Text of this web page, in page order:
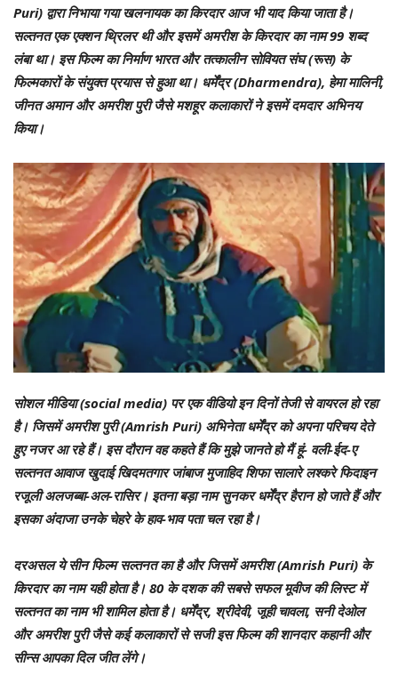
Puri) द्वारा निभाया गया खलनायक का किरदार आज भी याद किया जाता है।
सल्तनत एक एक्शन थ्रिलर थी और इसमें अमरीश के किरदार का नाम 99 शब्द
लंबा था। इस फिल्म का निर्माण भारत और तत्कालीन सोवियत संघ (रूस) के
फिल्मकारों के संयुक्त प्रयास से हुआ था। धर्मेंद्र (Dharmendra), हेमा मालिनी,
जीनत अमान और अमरीश पुरी जैसे मशहूर कलाकारों ने इसमें दमदार अभिनय
किया।
सोशल मीडिया (social media) पर एक वीडियो इन दिनों तेजी से वायरल हो रहा
है। जिसमें अमरीश पुरी (Amrish Puri) अभिनेता धर्मेंद्र को अपना परिचय देते
हुए नजर आ रहे हैं। इस दौरान वह कहते हैं कि मुझे जानते हो मैं हूं- वली-ईद-ए
सल्तनत आवाज खुदाई खिदमतगार जांबाज मुजाहिद शिफा सालारे लश्करे फिदाइन
रजूली अलजब्बा-अल-रासिर। इतना बड़ा नाम सुनकर धर्मेंद्र हैरान हो जाते हैं और
इसका अंदाजा उनके चेहरे के हाव-भाव पता चल रहा है।
दरअसल ये सीन फिल्म सल्तनत का है और जिसमें अमरीश (Amrish Puri) के
किरदार का नाम यही होता है। 80 के दशक की सबसे सफल मूवीज की लिस्ट में
सल्तनत का नाम भी शामिल होता है। धर्मेंद्र, श्रीदेवी, जूही चावला, सनी देओल
और अमरीश पुरी जैसे कई कलाकारों से सजी इस फिल्म की शानदार कहानी और
सीन्स आपका दिल जीत लेंगे।